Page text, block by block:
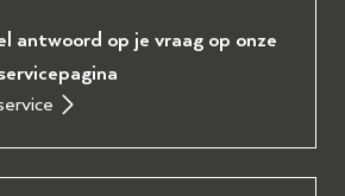
antwoord op je vraag op onze